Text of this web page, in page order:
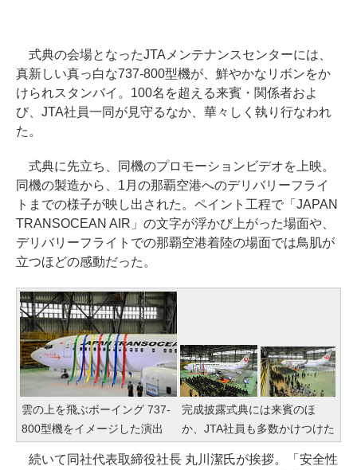
式典の会場となったJTAメンテナンスセンターには、
真新しい真っ白な737-800型機が、鮮やかなリボンをか
けられスタンバイ。100名を超える来賓・関係者およ
び、JTA社員一同が見守るなか、華々しく執り行なわれ
た。
式典に先立ち、同機のプロモーションビデオを上映。
同機の製造から、1月の那覇空港へのデリバリーフライ
トまでの様子が映し出された。ペイント工程で「JAPAN
TRANSOCEAN AIR」の文字が浮かび上がった場面や、
デリバリーフライトでの那覇空港着陸の場面では鳥肌が
立つほどの感動だった。
雲の上を飛ぶボーイング 737-
800型機をイメージした演出
完成披露式典には来賓のほ
か、JTA社員も多数かけつけた
続いて同社代表取締役社長 丸川潔氏が挨拶。「安全性